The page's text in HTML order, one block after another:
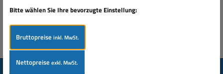
Newsletter
Bitte wählen Sie Ihre bevorzugte Einstellung:
Bruttopreiseinkl. MwSt.
Nettopreiseexkl. MwSt.